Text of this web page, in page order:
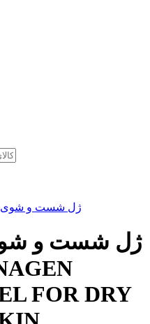
ژل شست و شوی
ژل شست و
FOR DRY